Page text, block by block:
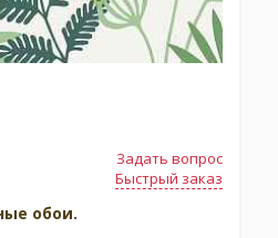
Задать вопрос
Быстрый заказ
обои.